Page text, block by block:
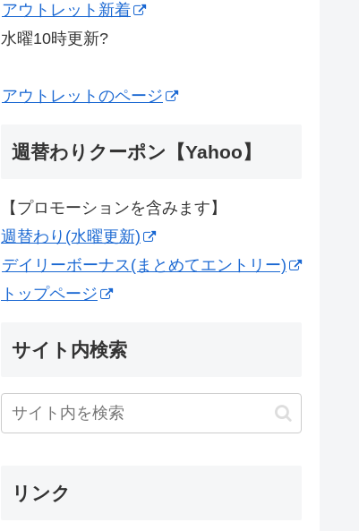
アウトレット新着
水曜10時更新?
アウトレットのページ
週替わりクーポン【Yahoo】
【プロモーションを含みます】
週替わり(水曜更新)
デイリーボーナス(まとめてエントリー)
トップページ
サイト内検索
リンク